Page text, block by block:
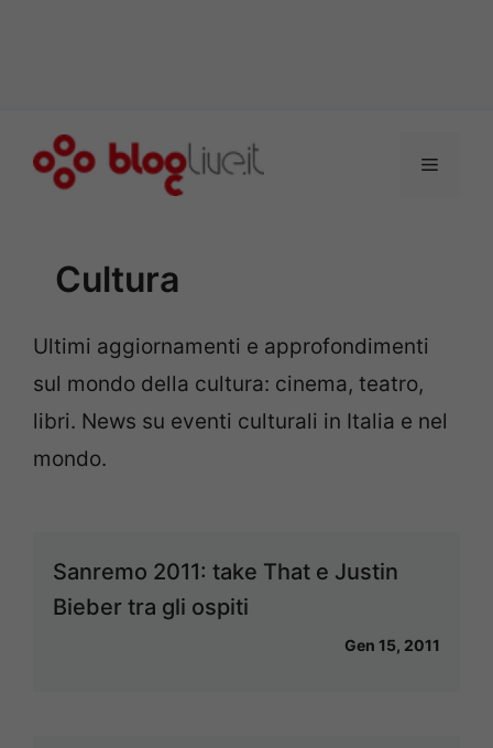
Menu
Cultura
Ultimi aggiornamenti e approfondimenti
sul mondo della cultura: cinema, teatro,
libri. News su eventi culturali in Italia e nel
mondo.
Sanremo 2011: take That e Justin
Bieber tra gli ospiti
Gen 15, 2011